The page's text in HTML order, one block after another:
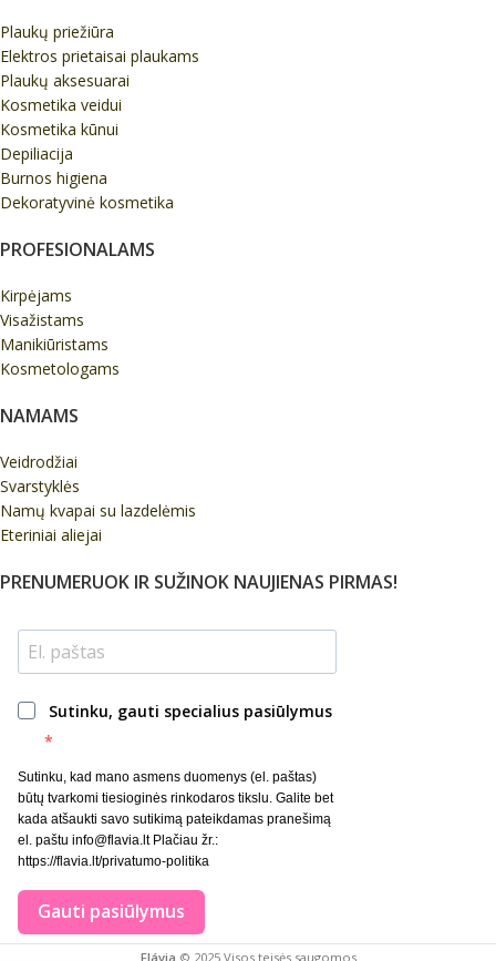
Plaukų priežiūra
Elektros prietaisai plaukams
Plaukų aksesuarai
Kosmetika veidui
Kosmetika kūnui
Depiliacija
Burnos higiena
Dekoratyvinė kosmetika
PROFESIONALAMS
Kirpėjams
Visažistams
Manikiūristams
Kosmetologams
NAMAMS
Veidrodžiai
Svarstyklės
Namų kvapai su lazdelėmis
Eteriniai aliejai
PRENUMERUOK IR SUŽINOK NAUJIENAS PIRMAS!
Sutinku, gauti specialius pasiūlymus
Sutinku, kad mano asmens duomenys (el. paštas)
būtų tvarkomi tiesioginės rinkodaros tikslu. Galite bet
kada atšaukti savo sutikimą pateikdamas pranešimą
el. paštu info@flavia.lt Plačiau žr.:
https://flavia.lt/privatumo-politika
Gauti pasiūlymus
Flávia © 2025 Visos teisės saugomos